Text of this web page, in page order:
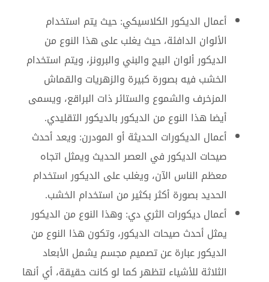
أعمال الديكور الكلاسيكي: حيث يتم استخدام
الألوان الدافئة، حيث يغلب على هذا النوع من
الديكور ألوان البيج والبني والبرونز، ويتم استخدام
الخشب فيه بصورة كبيرة والزهريات والقماش
المزخرف والشموع والستائر ذات البراقع، ويسمى
أيضا هذا النوع من الديكور بالديكور التقليدي.
أعمال الديكورات الحديثة أو المودرن: ويعد أحدث
صيحات الديكور في العصر الحديث ويمثل اتجاه
معظم الناس الآن، ويغلب على الديكور استخدام
الحديد بصورة أكثر بكثير من استخدام الخشب.
أعمال ديكورات الثري دي: وهذا النوع من الديكور
يمثل أحدث صيحات الديكور، وتكون هذا النوع من
الديكور عبارة عن تصميم مجسم يشمل الأبعاد
الثلاثة للأشياء لتظهر كما لو كانت حقيقة، أي أنها